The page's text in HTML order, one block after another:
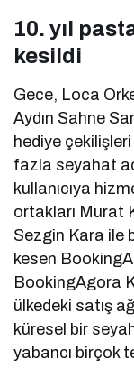
10. yıl
kesildi
Gece, Loca
Aydın Sahne
hediye
fazla seyahat
kullanıcıya
ortakları Murat
Sezgin Kara ile
kesen
BookingAgora
ülkedeki satış
küresel bir
yabancı birçok